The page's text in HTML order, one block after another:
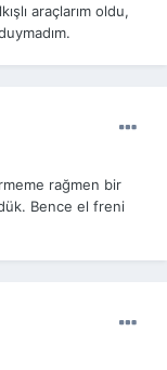
araçlarım oldu,
rağmen bir
Bence el freni